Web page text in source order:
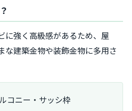
に強く高級感があるため、屋
な建築金物や装飾金物に多用さ
コニー・サッシ枠